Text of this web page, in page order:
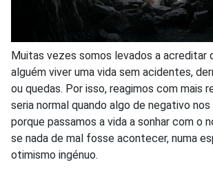
Muitas vezes somos levados a acreditar
alguém viver uma vida sem acidentes,
ou quedas. Por isso, reagimos com mais
seria normal quando algo de negativo
porque passamos a vida a sonhar com o
se nada de mal fosse acontecer, numa
otimismo ingénuo.